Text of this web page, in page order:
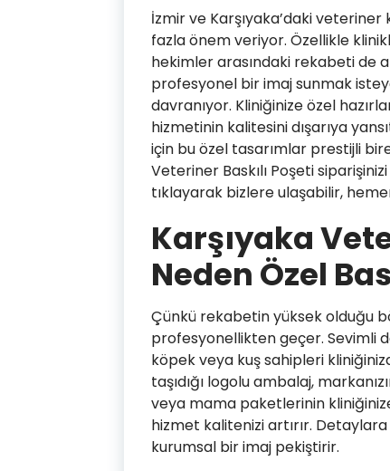
İzmir ve Karşıyaka’daki
fazla önem veriyor. Özellikle
hekimler arasındaki rekabeti de
profesyonel bir imaj sunmak
davranıyor. Kliniğinize özel
hizmetinin kalitesini dışarıya
için bu özel tasarımlar prestijli
Veteriner Baskılı Poşeti
tıklayarak bizlere ulaşabilir,
Karşıyaka
Neden Özel
Çünkü rekabetin yüksek olduğu
profesyonellikten geçer. Sevimli
köpek veya kuş sahipleri
taşıdığı logolu ambalaj,
veya mama paketlerinin
hizmet kalitenizi artırır.
kurumsal bir imaj pekiştirir.